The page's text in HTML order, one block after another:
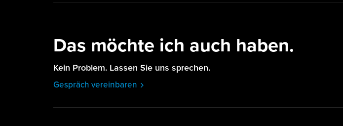
Das möchte ich auch haben.
Kein Problem. Lassen Sie uns sprechen.
Gespräch vereinbaren